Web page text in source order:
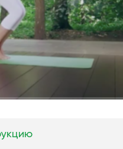
горная тишина
морской бриз
голос ветра
весенний лес